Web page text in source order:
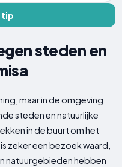
tip
steden en
maar in de omgeving
steden en natuurlijke
in de buurt om het
zeker een bezoek waard,
natuurgebieden hebben